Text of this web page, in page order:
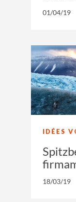
01/04/19
IDÉES
18/03/19